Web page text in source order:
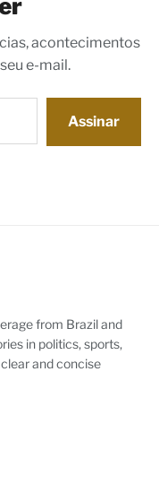
acontecimentos
e-mail.
Assinar
from Brazil and
in politics, sports,
and concise